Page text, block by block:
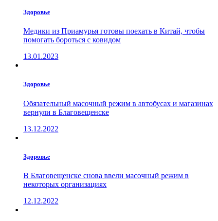
Здоровье
Медики из Приамурья готовы поехать в Китай, чтобы
помогать бороться с ковидом
13.01.2023
Здоровье
Обязательный масочный режим в автобусах и магазинах
вернули в Благовещенске
13.12.2022
Здоровье
В Благовещенске снова ввели масочный режим в
некоторых организациях
12.12.2022